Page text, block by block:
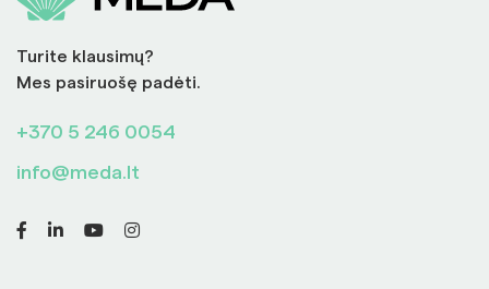
Turite klausimų?
Mes pasiruošę padėti.
+370 5 246 0054
info@meda.lt